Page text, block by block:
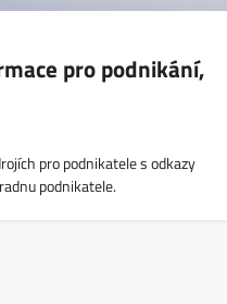
pro podnikání,
pro podnikatele s odkazy
podnikatele.